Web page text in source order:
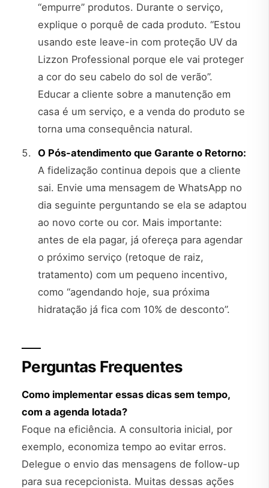
“empurre” produtos. Durante o serviço,
explique o porquê de cada produto. “Estou
usando este leave-in com proteção UV da
Lizzon Professional porque ele vai proteger
a cor do seu cabelo do sol de verão”.
Educar a cliente sobre a manutenção em
casa é um serviço, e a venda do produto se
torna uma consequência natural.
O Pós-atendimento que Garante o Retorno:
A fidelização continua depois que a cliente
sai. Envie uma mensagem de WhatsApp no
dia seguinte perguntando se ela se adaptou
ao novo corte ou cor. Mais importante:
antes de ela pagar, já ofereça para agendar
o próximo serviço (retoque de raiz,
tratamento) com um pequeno incentivo,
como “agendando hoje, sua próxima
hidratação já fica com 10% de desconto”.
Perguntas Frequentes
Como implementar essas dicas sem tempo,
com a agenda lotada?
Foque na eficiência. A consultoria inicial, por
exemplo, economiza tempo ao evitar erros.
Delegue o envio das mensagens de follow-up
para sua recepcionista. Muitas dessas ações